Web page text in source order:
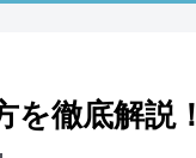
徹底解説！